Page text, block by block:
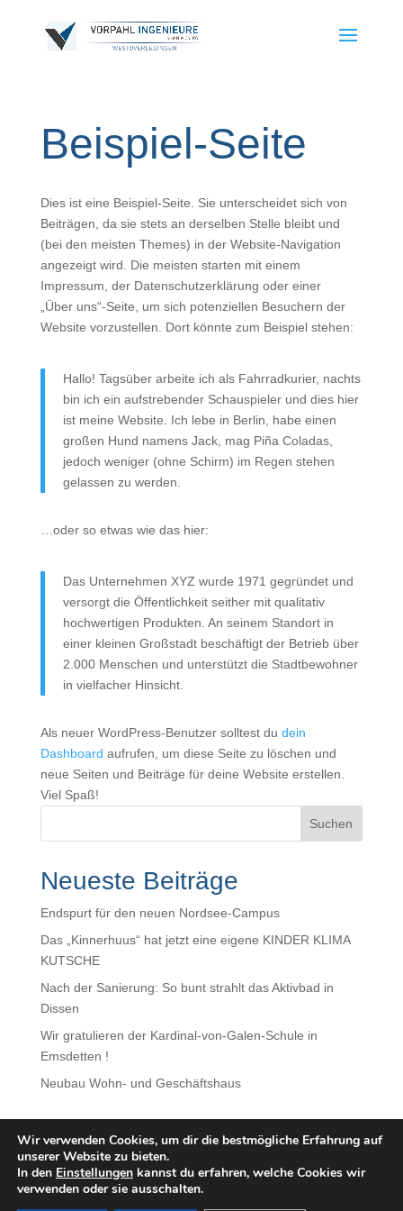
Beispiel-Seite
Dies ist eine Beispiel-Seite. Sie unterscheidet sich von
Beiträgen, da sie stets an derselben Stelle bleibt und
(bei den meisten Themes) in der Website-Navigation
angezeigt wird. Die meisten starten mit einem
Impressum, der Datenschutzerklärung oder einer
„Über uns“-Seite, um sich potenziellen Besuchern der
Website vorzustellen. Dort könnte zum Beispiel stehen:
Hallo! Tagsüber arbeite ich als Fahrradkurier, nachts
bin ich ein aufstrebender Schauspieler und dies hier
ist meine Website. Ich lebe in Berlin, habe einen
großen Hund namens Jack, mag Piña Coladas,
jedoch weniger (ohne Schirm) im Regen stehen
gelassen zu werden.
…oder so etwas wie das hier:
Das Unternehmen XYZ wurde 1971 gegründet und
versorgt die Öffentlichkeit seither mit qualitativ
hochwertigen Produkten. An seinem Standort in
einer kleinen Großstadt beschäftigt der Betrieb über
2.000 Menschen und unterstützt die Stadtbewohner
in vielfacher Hinsicht.
Als neuer WordPress-Benutzer solltest du dein
Dashboard aufrufen, um diese Seite zu löschen und
neue Seiten und Beiträge für deine Website erstellen.
Viel Spaß!
Neueste Beiträge
Endspurt für den neuen Nordsee-Campus
Das „Kinnerhuus“ hat jetzt eine eigene KINDER KLIMA
KUTSCHE
Nach der Sanierung: So bunt strahlt das Aktivbad in
Dissen
Wir gratulieren der Kardinal-von-Galen-Schule in
Emsdetten !
Neubau Wohn- und Geschäftshaus
Datenschutz|Impressum
Wir verwenden Cookies, um dir die bestmögliche Erfahrung auf
unserer Website zu bieten.
In den Einstellungen kannst du erfahren, welche Cookies wir
verwenden oder sie ausschalten.